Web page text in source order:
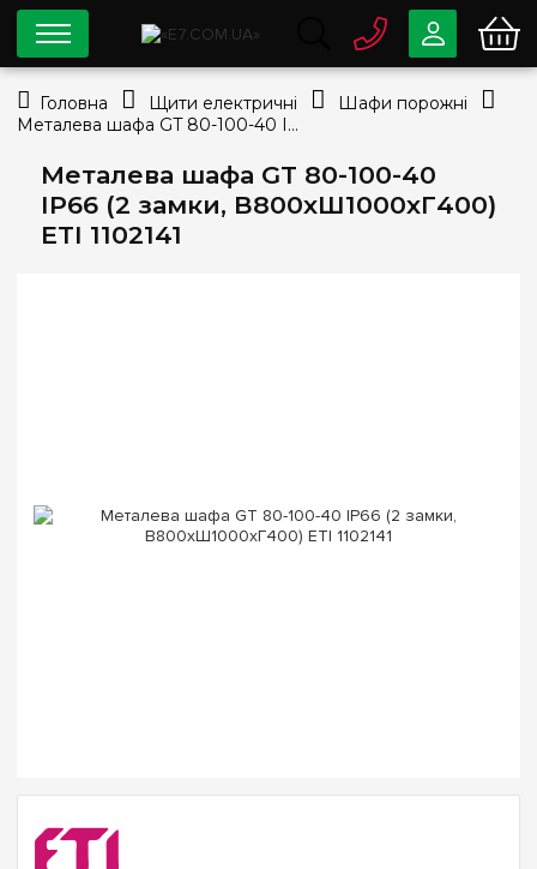
Металева шафа GT 80-100-40
IP66 (2 замки, В800xШ1000xГ400)
ETI 1102141
0 800 33-63-07
Безкоштовно
info@e7.com.ua
044 334-79-78
Viber Telegram
Головна Щити електричні
Шафи порожні
Металева шафа GT 80-100-40 IP66 (2 замки, В800xШ1000xГ400) ETI 1102141